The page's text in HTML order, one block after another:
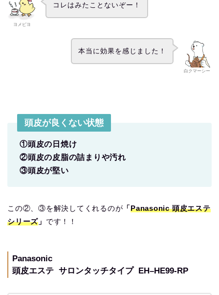
ヨメピヨ
コレはみたことないぞー！
白クマーシー
本当に効果を感じました！
頭皮が良くない状態
①頭皮の日焼け
②頭皮の皮脂の詰まりや汚れ
③頭皮が堅い
この②、③を解決してくれるのが 「Panasonic 頭皮エステ
シリーズ 」 です！！
Panasonic
頭皮エステ サロンタッチタイプ EH–HE99-RP